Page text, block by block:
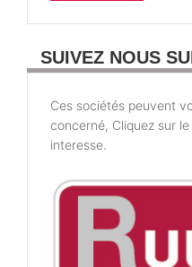
SUIVEZ NOUS
Ces sociétés peuvent
concerné, Cliquez sur
interesse.